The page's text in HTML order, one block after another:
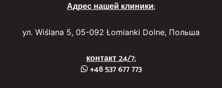
Адрес нашей клиники:
ул. Wiślana 5, 05-092 Łomianki Dolne, Польша
контакт 24/7:
+48 537 677 773